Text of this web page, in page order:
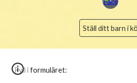
Ställ ditt barn i kö
Fyll i formuläret: